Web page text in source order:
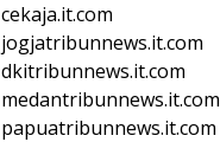
cekaja.it.com
jogjatribunnews.it.com
dkitribunnews.it.com
medantribunnews.it.com
papuatribunnews.it.com